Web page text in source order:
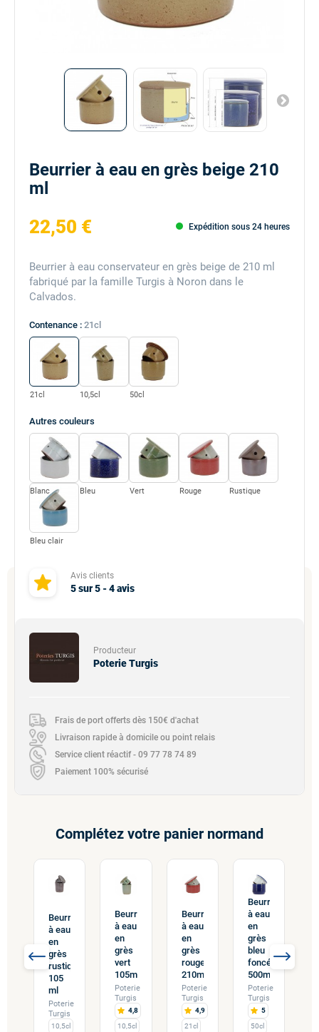
Beurrier à eau en grès beige 210
ml
Avis clients
5sur5 -4avis
Beurrier à eau conservateur en grès beige de 210 ml
fabriqué par la famille Turgis à Noron dans le
Calvados.
Contenance : 21cl
21cl 10,5cl 50cl
Autres couleurs
Blanc Bleu Vert Rouge Rustique
Bleu clair
22,50 € Expédition sous 24 heures
Producteur
Poterie Turgis
Frais de port offerts dès 150€ d'achat
Livraison rapide à domicile ou point relais
Service client réactif - 09 77 78 74 89
Paiement 100% sécurisé
Complétez votre panier normand
Beurrier
à eau
en
grès
rustique
105
ml
Poterie
Turgis
10,5cl
Beurrier
à eau
en
grès
vert
105ml
Poterie
Turgis
4,8
10,5cl
Beurrier
à eau
en
grès
rouge
210ml
Poterie
Turgis
4,9
21cl
Beurrier
à eau
en
grès
bleu
foncé
500ml
Poterie
Turgis
5
50cl